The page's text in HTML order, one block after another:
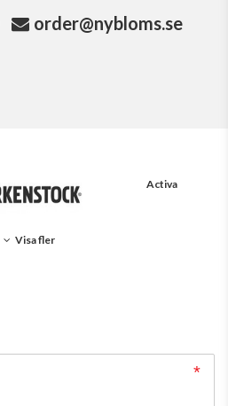
order@nybloms.se
Activa
Visa fler